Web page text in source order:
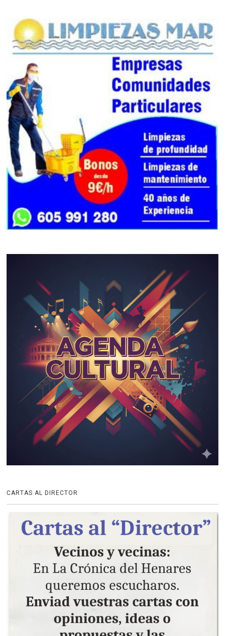
CARTAS AL DIRECTOR